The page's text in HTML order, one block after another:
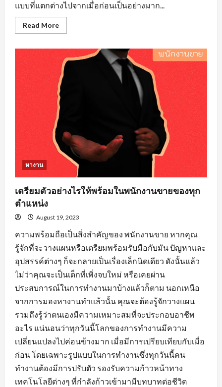
แบบที่แตกต่างไปจากเมื่อก่อนเป็นอย่างมาก...
Read MoreRead
more
หา
งาน
วิศวะ
ที่
องค์กร
ส่วน
ใหญ่
ต้อง
จาก
ผู้
งาน
หางาน
เตรียมตัวอย่างไรให้พร้อมในพนักงานขายของทุก
ตำแหน่ง
August 19, 2023
ความพร้อมถือเป็นสิ่งสำคัญของ พนักงานขาย หากคุณ
รู้จักที่จะวางแผนหรือเตรียมพร้อมรับมือกับมัน ปัญหาและ
อุปสรรค์ต่างๆ ก็จะกลายเป็นเรื่องเล็กนิดเดียว ดังนั้นแล้ว
ไม่ว่าคุณจะเป็นเด็กที่เพิ่งจบใหม่ หรือเคยผ่าน
ประสบการณ์ในการทำงานมาบ้างแล้วก็ตาม นอกเหนือ
จากการมองหางานทำแล้วนั้น คุณจะต้องรู้จักวางแผน
รวมถึงรู้ว่าตนเองมีความเหมาะสมที่จะประกอบอาชีพ
อะไร แน่นอนว่าทุกวันนี้โลกของการทำงานมีความ
เปลี่ยนแปลงไปค่อนข้างมาก เมื่อมีการเปรียบเทียบกับเมื่อ
ก่อน โดยเฉพาะรูปแบบในการทำงานซึ่งทุกวันนี้คน
ทำงานต้องมีการปรับตัว รองรับความก้าวหน้าทาง
เทคโนโลยีต่างๆ ที่กำลังก้าวเข้ามามีบทบาทต่อชีวิต